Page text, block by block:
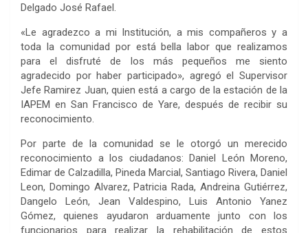
Delgado José Rafael.
«Le agradezco a mi Institución, a mis compañeros y a
toda la comunidad por está bella labor que realizamos
para el disfruté de los más pequeños me siento
agradecido por haber participado», agregó el Supervisor
Jefe Ramirez Juan, quien está a cargo de la estación de la
IAPEM en San Francisco de Yare, después de recibir su
reconocimiento.
Por parte de la comunidad se le otorgó un merecido
reconocimiento a los ciudadanos: Daniel León Moreno,
Edimar de Calzadilla, Pineda Marcial, Santiago Rivera, Daniel
Leon, Domingo Alvarez, Patricia Rada, Andreina Gutiérrez,
Dangelo León, Jean Valdespino, Luis Antonio Yanez
Gómez, quienes ayudaron arduamente junto con los
funcionarios para realizar la rehabilitación de estos